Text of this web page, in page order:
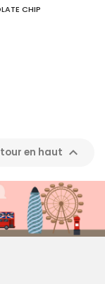
CHIP
en haut 